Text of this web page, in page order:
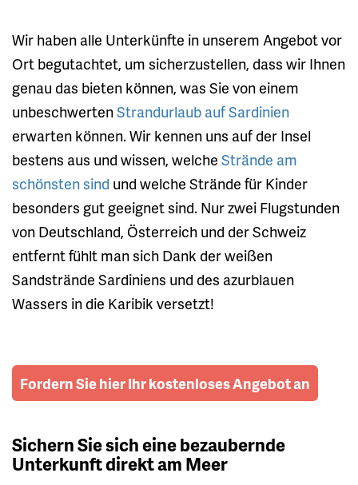
Wir haben alle Unterkünfte in unserem Angebot vor
Ort begutachtet, um sicherzustellen, dass wir Ihnen
genau das bieten können, was Sie von einem
unbeschwertenStrandurlaub auf Sardinien
erwarten können. Wir kennen uns auf der Insel
bestens aus und wissen, welche Strände am
schönsten sind und welche Strände für Kinder
besonders gut geeignet sind. Nur zwei Flugstunden
von Deutschland, Österreich und der Schweiz
entfernt fühlt man sich Dank der weißen
Sandstrände Sardiniens und des azurblauen
Wassers in die Karibik versetzt!
Fordern Sie hier Ihr kostenloses Angebot an
Sichern Sie sich eine bezaubernde
Unterkunft direkt am Meer